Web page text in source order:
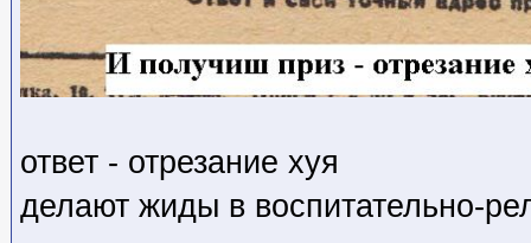
ответ - отрезание хуя
делают жиды в воспитательно-